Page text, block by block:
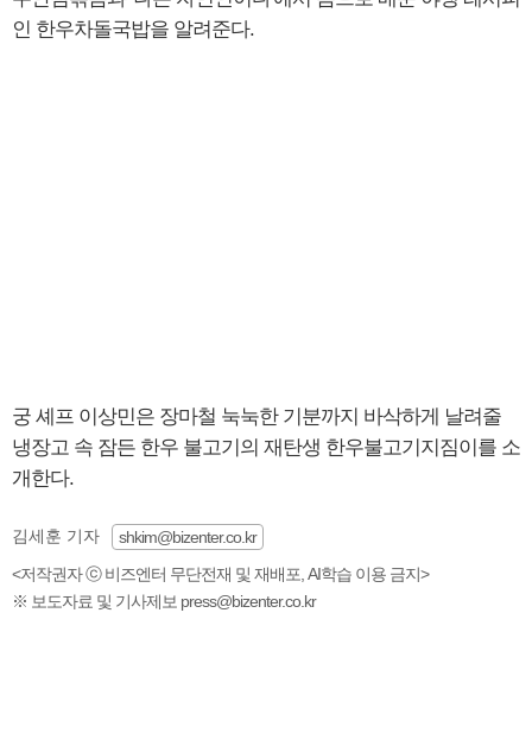
인 한우차돌국밥을 알려준다.
궁 셰프 이상민은 장마철 눅눅한 기분까지 바삭하게 날려줄
냉장고 속 잠든 한우 불고기의 재탄생 한우불고기지짐이를 소
개한다.
김세훈 기자
shkim@bizenter.co.kr
<저작권자 ⓒ 비즈엔터 무단전재 및 재배포, AI학습 이용 금지>
※ 보도자료 및 기사제보 press@bizenter.co.kr